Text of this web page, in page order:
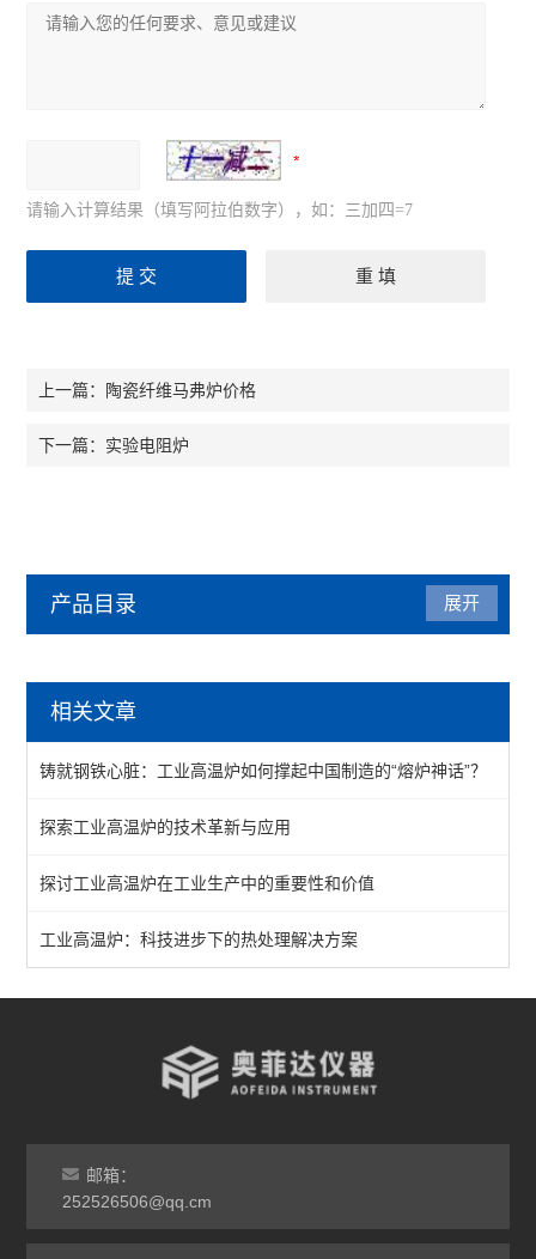
请输入计算结果（填写阿拉伯数字），如：三加四=7
上一篇： 陶瓷纤维马弗炉价格
下一篇： 实验电阻炉
产品目录
陶瓷纤维马弗炉
箱式马弗炉
分体式马弗炉
实验室马弗炉
箱式高温炉
灰分马弗炉
非标定做马弗炉
展开
相关文章
铸就钢铁心脏：工业高温炉如何撑起中国制造的“熔炉神话”？
探索工业高温炉的技术革新与应用
探讨工业高温炉在工业生产中的重要性和价值
工业高温炉：科技进步下的热处理解决方案
邮箱：
252526506@qq.cm